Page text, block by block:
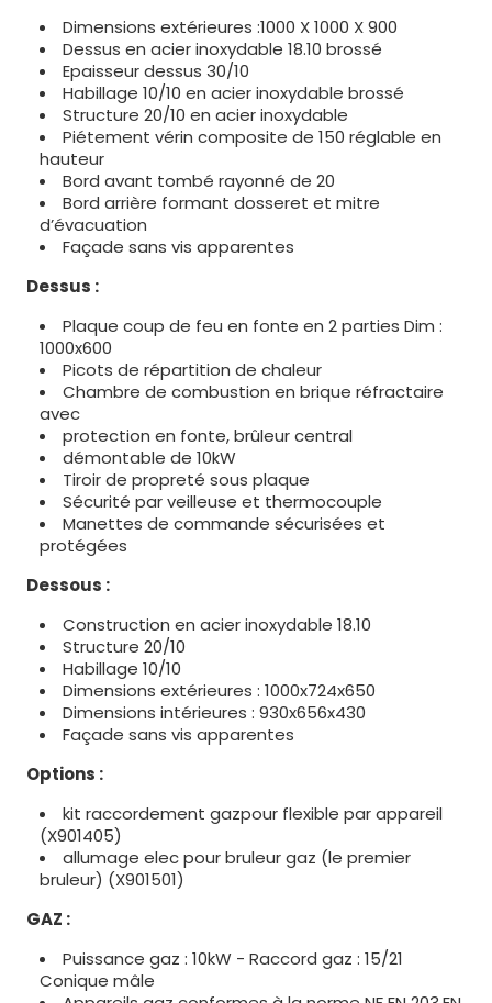
Dimensions extérieures :1000 X 1000 X 900
Dessus en acier inoxydable 18.10 brossé
Epaisseur dessus 30/10
Habillage 10/10 en acier inoxydable brossé
Structure 20/10 en acier inoxydable
Piétement vérin composite de 150 réglable en
hauteur
Bord avant tombé rayonné de 20
Bord arrière formant dosseret et mitre
d’évacuation
Façade sans vis apparentes
Dessus :
Plaque coup de feu en fonte en 2 parties Dim :
1000x600
Picots de répartition de chaleur
Chambre de combustion en brique réfractaire
avec
protection en fonte, brûleur central
démontable de 10kW
Tiroir de propreté sous plaque
Sécurité par veilleuse et thermocouple
Manettes de commande sécurisées et
protégées
Dessous :
Construction en acier inoxydable 18.10
Structure 20/10
Habillage 10/10
Dimensions extérieures : 1000x724x650
Dimensions intérieures : 930x656x430
Façade sans vis apparentes
Options :
kit raccordement gazpour flexible par appareil
(X901405)
allumage elec pour bruleur gaz (le premier
bruleur) (X901501)
GAZ :
Puissance gaz : 10kW - Raccord gaz : 15/21
Conique mâle